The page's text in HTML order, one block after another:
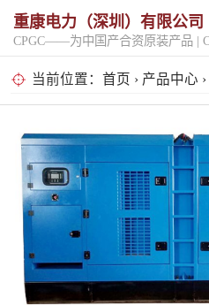
重康电力（深圳）有限公司
当前位置： 首页 › 产品中心 ›
固定开架式
移动电站